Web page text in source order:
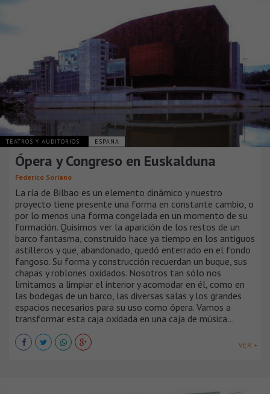
TEATROS Y AUDITORIOS ESPAÑA
Ópera y Congreso en Euskalduna
Federico Soriano
La ría de Bilbao es un elemento dinámico y nuestro
proyecto tiene presente una forma en constante cambio, o
por lo menos una forma congelada en un momento de su
formación. Quisimos ver la aparición de los restos de un
barco fantasma, construido hace ya tiempo en los antiguos
astilleros y que, abandonado, quedó enterrado en el fondo
fangoso. Su forma y construcción recuerdan un buque, sus
chapas y roblones oxidados. Nosotros tan sólo nos
limitamos a limpiar el interior y acomodar en él, como en
las bodegas de un barco, las diversas salas y los grandes
espacios necesarios para su uso como ópera. Vamos a
transformar esta caja oxidada en una caja de música...
VER +